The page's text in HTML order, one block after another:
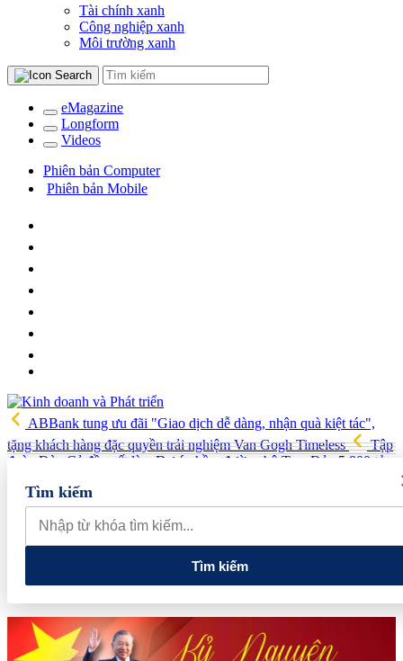
Tài chính xanh
Công nghiệp xanh
Môi trường xanh
eMagazine
Longform
Videos
Phiên bản Computer
Phiên bản Mobile
ABBank tung ưu đãi "Giao dịch dễ dàng, nhận quà kiệt tác",
tặng khách hàng đặc quyền trải nghiệm Van Gogh Timeless
Tập
đoàn Đèo Cả đề xuất làm Dự án hầm đường bộ Tam Đảo 5.800 tỷ
Hải quan Lào Cai phát hiện 5 vụ vi phạm, tạm giữ gần 700 kg
thực phẩm và nhiều điện thoại nhập lậu
Lan tỏa văn hóa kinh
doanh, tìm kiếm doanh nghiệp tiêu biểu trên toàn quốc
các cửa hàng rau củ quả sạch tại Hà Nội
Tìm kiếm
Tìm kiếm